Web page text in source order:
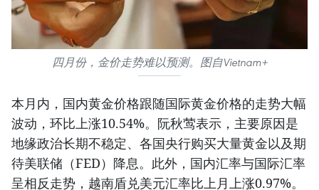
四月份，金价走势难以预测。图自Vietnam+
本月内，国内黄金价格跟随国际黄金价格的走势大幅
波动，环比上涨10.54%。阮秋莺表示，主要原因是
地缘政治长期不稳定、各国央行购买大量黄金以及期
待美联储（FED）降息。此外，国内汇率与国际汇率
呈相反走势，越南盾兑美元汇率比上月上涨0.97%。